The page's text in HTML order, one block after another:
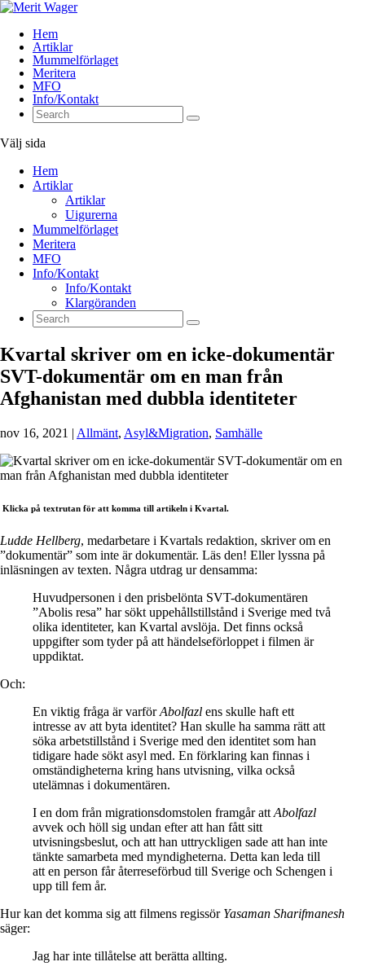
Hem
Artiklar
Mummelförlaget
Meritera
MFO
Info/Kontakt
Välj sida
Hem
Artiklar
Artiklar
Uigurerna
Mummelförlaget
Meritera
MFO
Info/Kontakt
Info/Kontakt
Klargöranden
Kvartal skriver om en icke-dokumentär
SVT-dokumentär om en man från
Afghanistan med dubbla identiteter
nov 16, 2021 | Allmänt, Asyl&Migration, Samhälle
Klicka på textrutan för att komma till artikeln i Kvartal.
Ludde Hellberg, medarbetare i Kvartals redaktion, skriver om en
”dokumentär” som inte är dokumentär. Läs den! Eller lyssna på
inläsningen av texten. Några utdrag ur densamma:
Huvudpersonen i den prisbelönta SVT-dokumentären
”Abolis resa” har sökt uppehållstillstånd i Sverige med två
olika identiteter, kan Kvartal avslöja. Det finns också
uppgifter som tyder på att händelseförloppet i filmen är
uppdiktat.
Och:
En viktig fråga är varförAbolfazl ens skulle haft ett
intresse av att byta identitet? Han skulle ha samma rätt att
söka arbetstillstånd i Sverige med den identitet som han
tidigare hade sökt asyl med. En förklaring kan finnas i
omständigheterna kring hans utvisning, vilka också
utelämnas i dokumentären.
I en dom från migrationsdomstolen framgår att Abolfazl
avvek och höll sig undan efter att han fått sitt
utvisningsbeslut, och att han uttryckligen sade att han inte
tänkte samarbeta med myndigheterna. Detta kan leda till
att en person får återreseförbud till Sverige och Schengen i
upp till fem år.
Hur kan det komma sig att filmens regissör Yasaman Sharifmanesh
säger:
Jag har inte tillåtelse att berätta allting.